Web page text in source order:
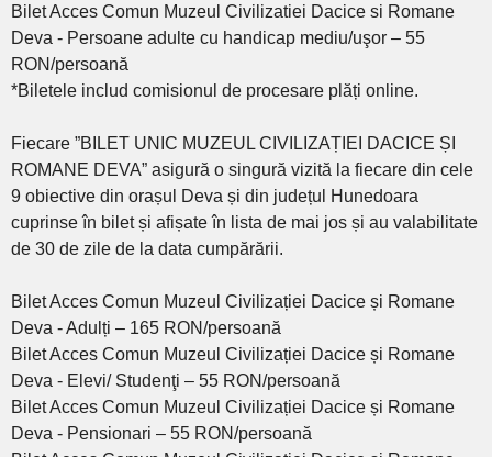
Bilet Acces Comun Muzeul Civilizatiei Dacice si Romane
Deva - Persoane adulte cu handicap mediu/uşor – 55
RON/persoană
*Biletele includ comisionul de procesare plăți online.
Fiecare ”BILET UNIC MUZEUL CIVILIZAȚIEI DACICE ȘI
ROMANE DEVA” asigură o singură vizită la fiecare din cele
9 obiective din orașul Deva și din județul Hunedoara
cuprinse în bilet și afișate în lista de mai jos și au valabilitate
de 30 de zile de la data cumpărării.
Bilet Acces Comun Muzeul Civilizației Dacice și Romane
Deva - Adulți – 165 RON/persoană
Bilet Acces Comun Muzeul Civilizației Dacice și Romane
Deva - Elevi/ Studenţi – 55 RON/persoană
Bilet Acces Comun Muzeul Civilizației Dacice și Romane
Deva - Pensionari – 55 RON/persoană